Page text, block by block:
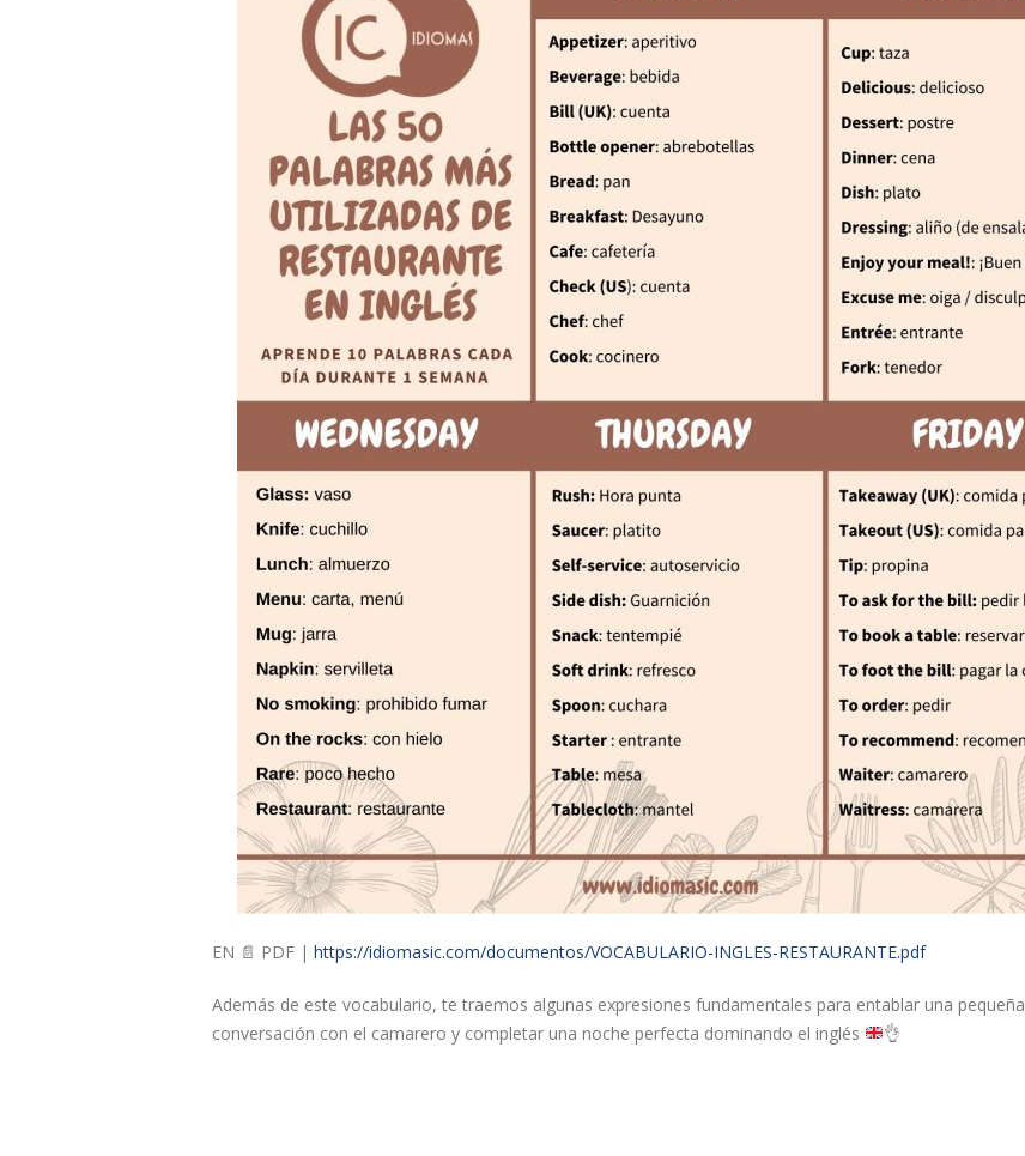
EN 📄 PDF | https://idiomasic.com/documentos/VOCABULARIO-INGLES-RESTAURANTE.pdf
Además de este vocabulario, te traemos algunas expresiones fundamentales para entablar una pequeña
conversación con el camarero y completar una noche perfecta dominando el inglés
👌